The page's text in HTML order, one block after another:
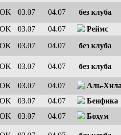
03.07 04.07
без клуба
03.07
04.07
Реймс
03.07
04.07 без клуба
03.07 04.07 без клуба
03.07 04.07
Аль-
03.07
04.07
Бенфика
03.07
04.07 Бохум